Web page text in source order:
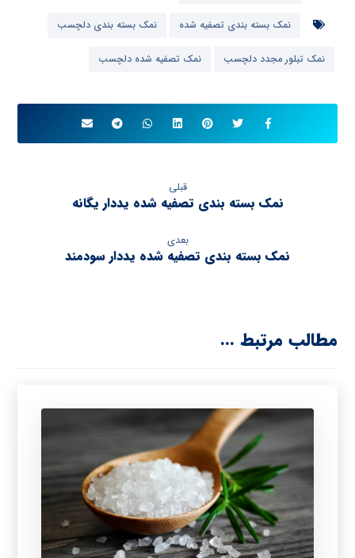
نمک بسته بندی تصفیه شده نمک بسته بندی دلچسب
نمک تبلور مجدد دلچسب نمک تصفیه شده دلچسب
قبلی
نمک بسته بندی تصفیه شده یددار یگانه
بعدی
نمک بسته بندی تصفیه شده یددار سودمند
مطالب مرتبط ...